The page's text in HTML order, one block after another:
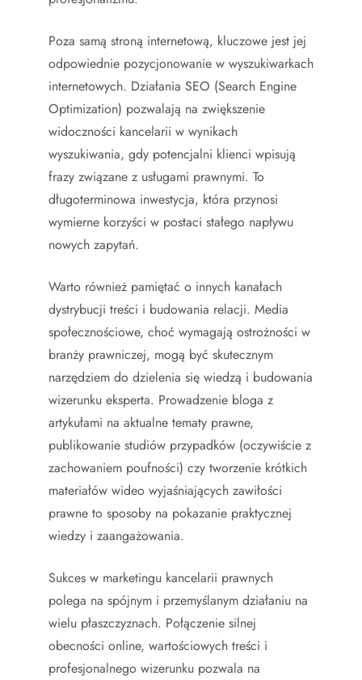
Poza samą stroną internetową, kluczowe jest jej
odpowiednie pozycjonowanie w wyszukiwarkach
internetowych. Działania SEO (Search Engine
Optimization) pozwalają na zwiększenie
widoczności kancelarii w wynikach
wyszukiwania, gdy potencjalni klienci wpisują
frazy związane z usługami prawnymi. To
długoterminowa inwestycja, która przynosi
wymierne korzyści w postaci stałego napływu
nowych zapytań.
Warto również pamiętać o innych kanałach
dystrybucji treści i budowania relacji. Media
społecznościowe, choć wymagają ostrożności w
branży prawniczej, mogą być skutecznym
narzędziem do dzielenia się wiedzą i budowania
wizerunku eksperta. Prowadzenie bloga z
artykułami na aktualne tematy prawne,
publikowanie studiów przypadków (oczywiście z
zachowaniem poufności) czy tworzenie krótkich
materiałów wideo wyjaśniających zawiłości
prawne to sposoby na pokazanie praktycznej
wiedzy i zaangażowania.
Sukces w marketingu kancelarii prawnych
polega na spójnym i przemyślanym działaniu na
wielu płaszczyznach. Połączenie silnej
obecności online, wartościowych treści i
profesjonalnego wizerunku pozwala na